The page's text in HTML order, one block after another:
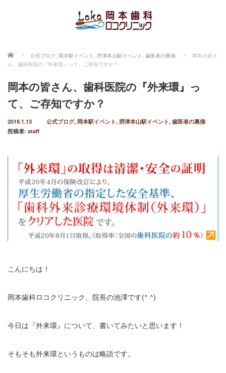
ホーム 公式ブログ, 岡本駅イベント , 摂津本山駅イベント , 歯医者の裏側
岡本の皆さ
ん、歯科医院の『外来環』って、ご存知ですか？
岡本の皆さん、歯科医院の『外来環』っ
て、ご存知ですか？
2019.1.13 公式ブログ, 岡本駅イベント, 摂津本山駅イベント, 歯医者の裏側
投稿者: staff
こんにちは！
岡本歯科ロコクリニック、院長の池澤です(^ ^)
今日は『外来環』について、書いてみたいと思います！
そもそも外来環というものは略語です。